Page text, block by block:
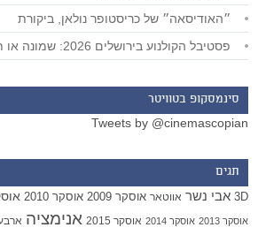
״האודיסאה״ של כריסטופר נולאן, ביקורת
פסטיבל הקולנוע בירושלים 2026: שמונה או תשע המלצות
סינמסקופ בטוויטר
Tweets by @cinemascopian
תגים
3D אבי נשר אווטאר אוסקר 2009 אוסקר 2010 אוסקר
אוסקר 2013 אוסקר 2014 אוסקר 2015 אנימציה